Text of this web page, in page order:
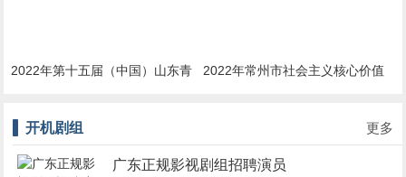
2022年第十五届（中国）山东青
2022年常州市社会主义核心价值
开机剧组 更多
广东正规影视剧组招聘演员